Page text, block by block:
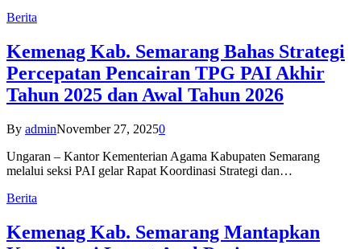
Berita
Kemenag Kab. Semarang Bahas Strategi
Percepatan Pencairan TPG PAI Akhir
Tahun 2025 dan Awal Tahun 2026
By adminNovember 27, 20250
Ungaran – Kantor Kementerian Agama Kabupaten Semarang
melalui seksi PAI gelar Rapat Koordinasi Strategi dan…
Berita
Kemenag Kab. Semarang Mantapkan